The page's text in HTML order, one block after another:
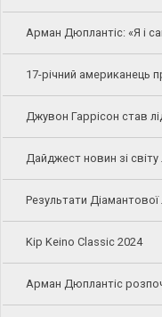
Арман Дюплантіс: «Я і
17-річний американець
Джувон Гаррісон став
Дайджест новин зі світу
Результати Діамантової
Kip Keino Classic 2024
Арман Дюплантіс